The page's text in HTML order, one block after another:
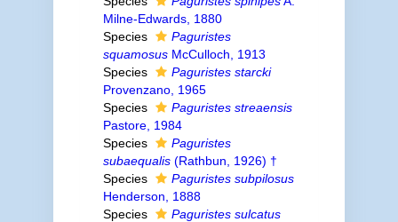
Milne-Edwards, 1880
Species
Paguristes
squamosusMcCulloch, 1913
Species
Paguristes starcki
Provenzano, 1965
Species
Paguristes streaensis
Pastore, 1984
Species
Paguristes
subaequalis(Rathbun, 1926) †
Species
Paguristes subpilosus
Henderson, 1888
Species
Paguristes sulcatus